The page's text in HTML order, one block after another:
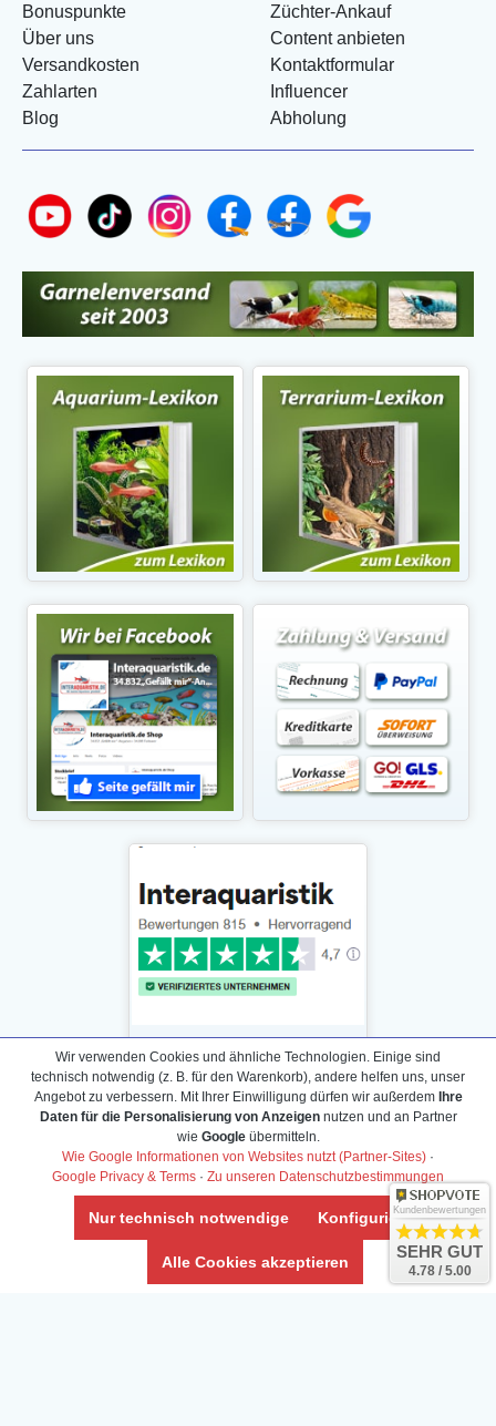
Bonuspunkte
Über uns
Versandkosten
Zahlarten
Blog
Züchter-Ankauf
Content anbieten
Kontaktformular
Influencer
Abholung
Daten­schutz­erklärung
Widerrufs­recht /Widerrufs­formular
AGB & Info
Impressum
Umwelt und Entsorgung
Vertrag widerrufen
Wir verwenden Cookies und ähnliche Technologien. Einige sind
technisch notwendig (z. B. für den Warenkorb), andere helfen uns, unser
Angebot zu verbessern. Mit Ihrer Einwilligung dürfen wir außerdem Ihre
Daten für die Personalisierung von Anzeigennutzen und an Partner
wie Googleübermitteln.
Wie Google Informationen von Websites nutzt (Partner-Sites) ·
Google Privacy & Terms · Zu unseren Datenschutzbestimmungen
Nur technisch notwendige Konfigurieren
Alle Cookies akzeptieren
Kundenbewertungen
SEHR GUT
4.78 / 5.00